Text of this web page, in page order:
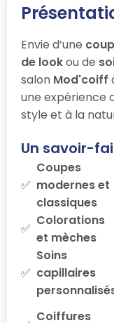
Envie d’une
de lookou de
salon Mod'coiff
une expérience
style et à la
Un savoir-
Coupes
modernes et
classiques
Colorations
et mèches
Soins
capillaires
Coiffures